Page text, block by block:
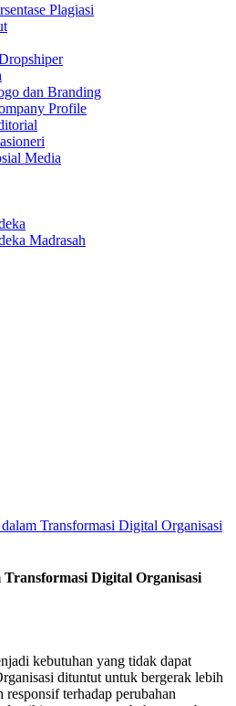
Plagiasi
dan Branding
Profile
Media
Madrasah
Digital Organisasi
kebutuhan yang tidak dapat
dituntut untuk bergerak lebih
terhadap perubahan